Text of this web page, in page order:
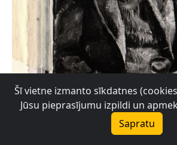
Šī vietne izmanto sīkdatnes
Jūsu pieprasījumu izpildi un
Sapratu